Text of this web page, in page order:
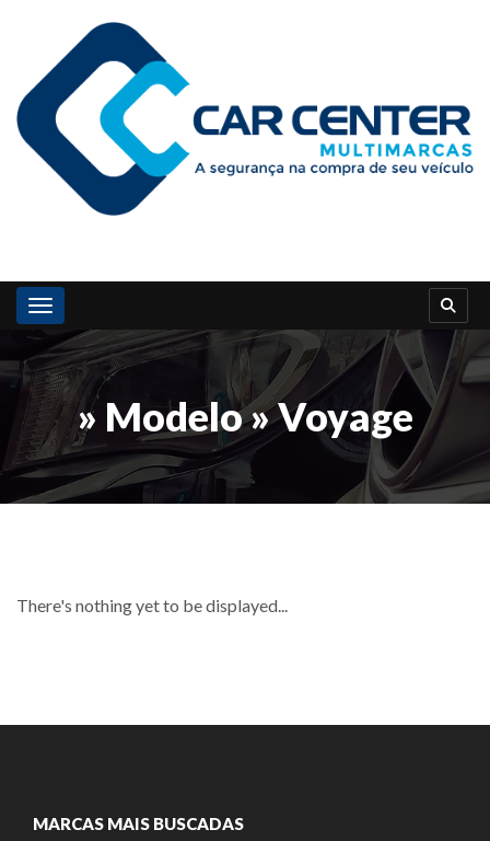
Toggle navigation
» Modelo » Voyage
There's nothing yet to be displayed...
MARCAS MAIS BUSCADAS